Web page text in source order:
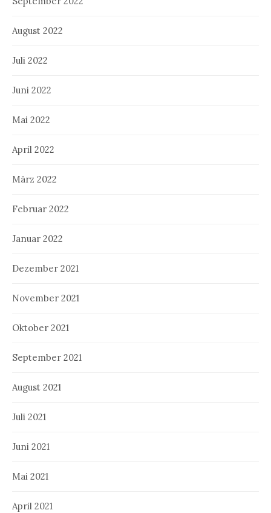
August 2022
Juli 2022
Juni 2022
Mai 2022
April 2022
März 2022
Februar 2022
Januar 2022
Dezember 2021
November 2021
Oktober 2021
September 2021
August 2021
Juli 2021
Juni 2021
Mai 2021
April 2021